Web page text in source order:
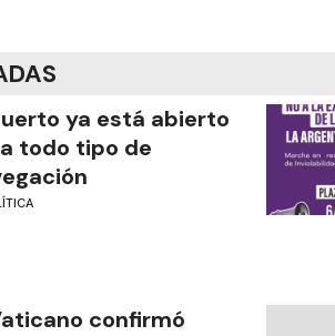
ya está abierto
todo tipo de
confirmó